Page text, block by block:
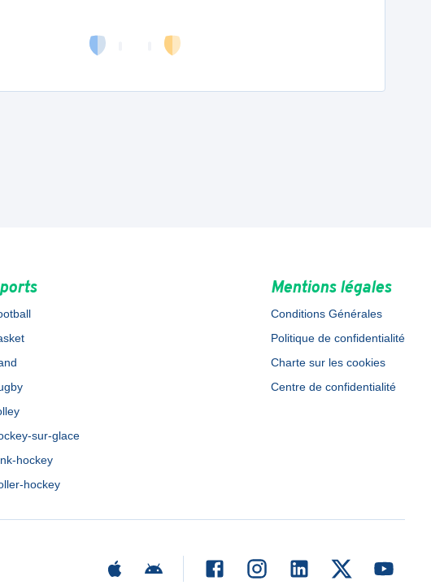
sur-glace
hockey
hockey
Mentions légales
Conditions Générales
Politique de confidentialité
Charte sur les cookies
Centre de confidentialité